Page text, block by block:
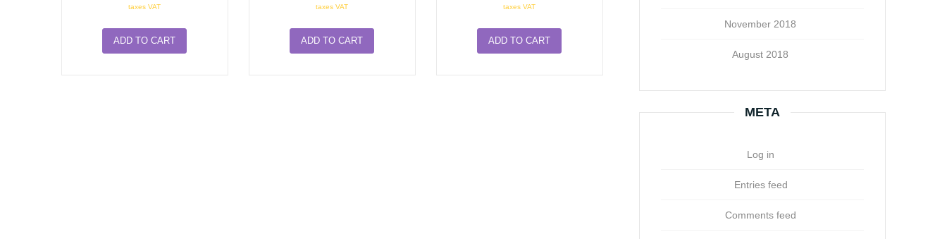
taxes VAT
ADD TO CART
taxes VAT
ADD TO CART
taxes VAT
ADD TO CART
November 2018
August 2018
META
Log in
Entries feed
Comments feed